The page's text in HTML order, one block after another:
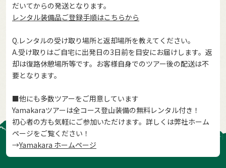
だいてからの発送となります。
レンタル装備品ご登録手順はこちらから
Q.レンタルの受け取り場所と返却場所を教えてください。
A.受け取りはご自宅に出発日の3日前を目安にお届けします。返
却は復路休憩場所等です。お客様自身でのツアー後の配送は不
要となります。
■他にも多数ツアーをご用意しています
Yamakaraツアーは全コース登山装備の無料レンタル付き！
初心者の方も気軽にご参加いただけます。詳しくは弊社ホーム
ページをご覧ください！
→Yamakara ホームページ